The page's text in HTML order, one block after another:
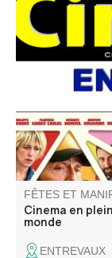
Projection en
du monde.
FÊTES ET
Cinema en
monde
ENTREVAUX